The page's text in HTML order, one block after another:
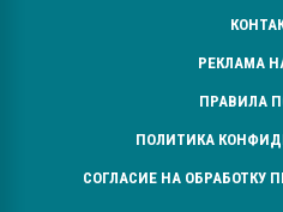
РЕКЛАМА
ПРАВИЛА
ПОЛИТИКА
СОГЛАСИЕ НА ОБРАБОТКУ